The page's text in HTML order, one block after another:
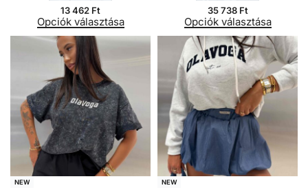
13 462 Ft
Opciók választása
35 738 Ft
Opciók választása
NEW NEW